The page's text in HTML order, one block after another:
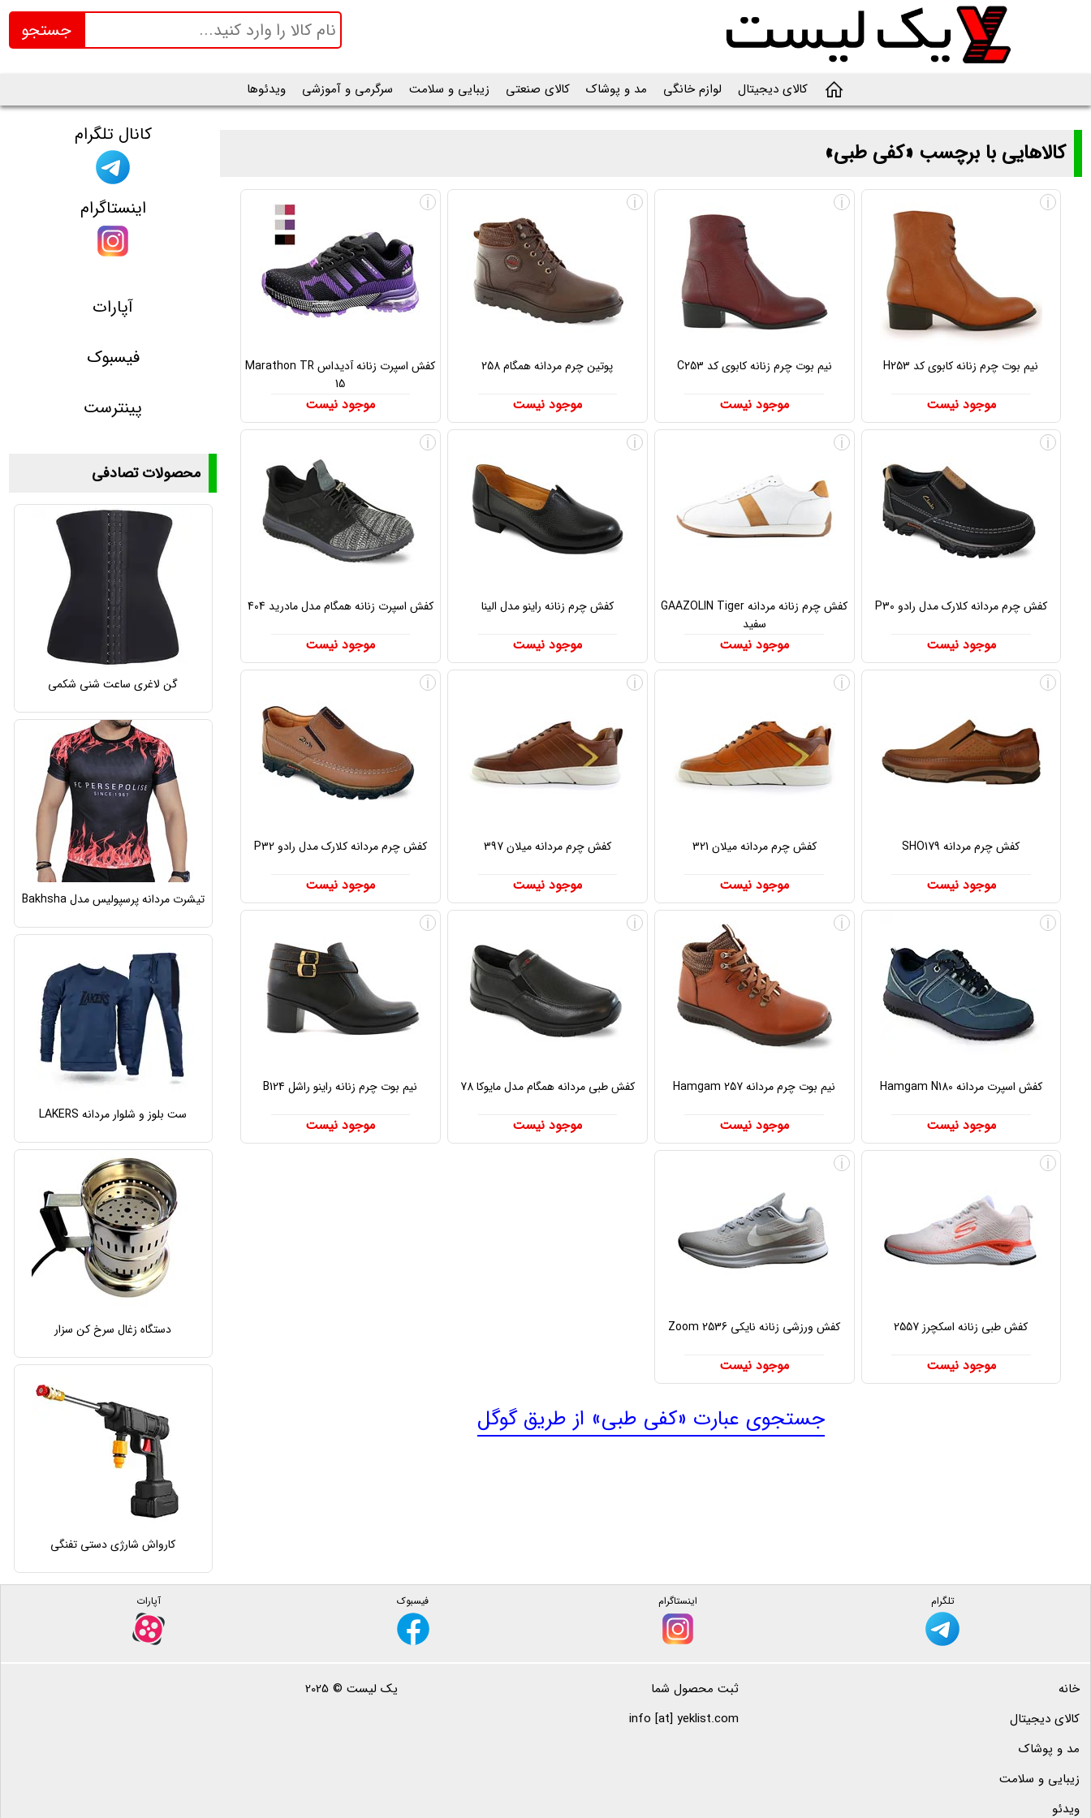
جستجو
کالای دیجیتال لوازم خانگی مد و پوشاک کالای صنعتی زیبایی و سلامت سرگرمی و آموزشی ویدئوها
کالاهایی با برچسب «کفی طبی»
لیست و قیمت محصولاتی با برچسب «کفی طبی»
نیم بوت چرم زنانه کابوی کد H253
موجود نیست
i
نیم بوت چرم زنانه کابوی کد C253
موجود نیست
i
پوتین چرم مردانه همگام 258
موجود نیست
i
کفش اسپرت زنانه آدیداس Marathon TR
15
موجود نیست
i
کفش چرم مردانه کلارک مدل رادو P30
موجود نیست
i
کفش چرم زنانه مردانه GAAZOLIN Tiger
سفید
موجود نیست
i
کفش چرم زنانه راینو مدل الینا
موجود نیست
i
کفش اسپرت زنانه همگام مدل مادرید 404
موجود نیست
i
کفش چرم مردانه SHO179
موجود نیست
i
کفش چرم مردانه میلان 321
موجود نیست
i
کفش چرم مردانه میلان 397
موجود نیست
i
کفش چرم مردانه کلارک مدل رادو P32
موجود نیست
i
کفش اسپرت مردانه Hamgam N180
موجود نیست
i
نیم بوت چرم مردانه Hamgam 257
موجود نیست
i
کفش طبی مردانه همگام مدل مایوکا 78
موجود نیست
i
نیم بوت چرم زنانه راینو راشل B124
موجود نیست
i
کفش طبی زنانه اسکچرز 2557
موجود نیست
i
کفش ورزشی زنانه نایکی Zoom 2536
موجود نیست
i
جستجوی عبارت «کفی طبی» از طریق گوگل
کانال تلگرام
اینستاگرام
آپارات
فیسبوک
پینترست
محصولات تصادفی
گن لاغری ساعت شنی شکمی
تیشرت مردانه پرسپولیس مدل Bakhsha
ست بلوز و شلوار مردانه LAKERS
دستگاه زغال سرخ کن سزار
کارواش شارژی دستی تفنگی
تلگرام اینستاگرام فیسبوک آپارات
خانه
کالای دیجیتال
مد و پوشاک
زیبایی و سلامت
ویدئو
ثبت محصول شما
info [at] yeklist.com
یک لیست © 2025